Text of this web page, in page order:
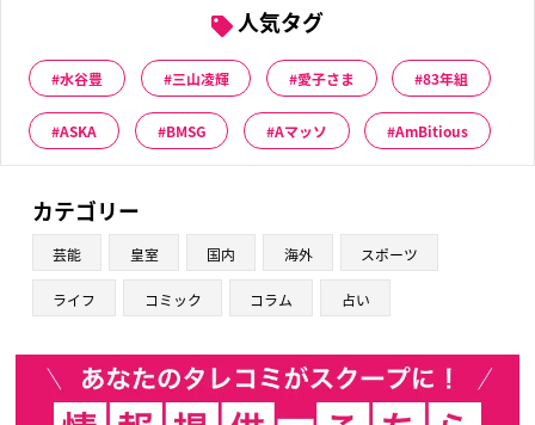
人気タグ
水谷豊 三山凌輝 愛子さま 83年組
ASKA BMSG Aマッソ AmBitious
カテゴリー
芸能 皇室 国内 海外 スポーツ
ライフ コミック コラム 占い